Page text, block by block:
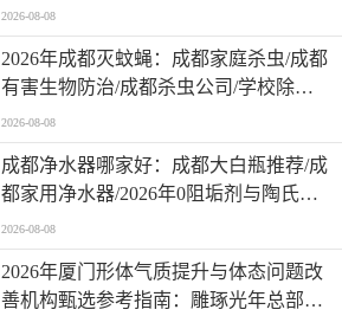
都源头工厂实力拆解与采购指南
2026-08-08
2026年成都灭蚊蝇：成都家庭杀虫/成都
有害生物防治/成都杀虫公司/学校除四
害及堤坝白蚁防治公司怎么选
2026-08-08
成都净水器哪家好：成都大白瓶推荐/成
都家用净水器/2026年0阻垢剂与陶氏膜
净水器选购指南及本地服务商解析
2026-08-08
2026年厦门形体气质提升与体态问题改
善机构甄选参考指南：雕琢光年总部联